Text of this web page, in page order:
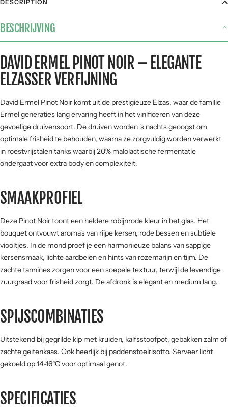
Stoofgerechten 2 / 5
Gerijpte kazen 3 / 5
Pasta
Vis &
zeevruchten
Tannine
Zoet
DESCRIPTION
BESCHRIJVING
DAVID ERMEL PINOT NOIR – ELEGANTE
ELZASSER VERFIJNING
David Ermel Pinot Noir komt uit de prestigieuze Elzas, waar de familie
Ermel generaties lang ervaring heeft in het vinificeren van deze
gevoelige druivensoort. De druiven worden 's nachts geoogst om
optimale frisheid te behouden, waarna ze zorgvuldig worden verwerkt
in roestvrijstalen tanks waarbij 20% malolactische fermentatie
ondergaat voor extra body en complexiteit.
SMAAKPROFIEL
Deze Pinot Noir toont een heldere robijnrode kleur in het glas. Het
bouquet ontvouwt aroma's van rijpe kersen, rode bessen en subtiele
viooltjes. In de mond proef je een harmonieuze balans van sappige
kersensmaak, lichte aardbeien en hints van rozemarijn en tijm. De
zachte tannines zorgen voor een soepele textuur, terwijl de levendige
zuurgraad voor frisheid zorgt. De afdronk is elegant en medium lang.
SPIJSCOMBINATIES
Uitstekend bij gegrilde kip met kruiden, kalfsstoofpot, gebakken zalm of
zachte geitenkaas. Ook heerlijk bij paddenstoelrisotto. Serveer licht
gekoeld op 14-16°C voor optimaal genot.
SPECIFICATIES